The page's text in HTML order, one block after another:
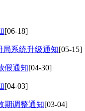
[06-18]
局系统升级通知[05-15]
假通知[04-30]
[04-03]
期调整通知[03-04]